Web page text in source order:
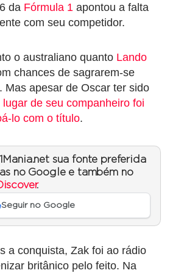
da Fórmula 1 apontou a falta
com seu competidor.
o australiano quanto Lando
chances de sagrarem-se
Mas apesar de Oscar ter sido
de seu companheiro foi
lo com o título.
sua fonte preferida
no Google e também no
.
Seguir no Google
a conquista, Zak foi ao rádio
britânico pelo feito. Na